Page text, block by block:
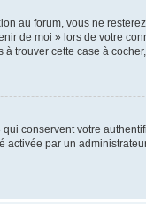
au forum, vous ne
de moi » lors de votre
trouver cette case à
conservent votre
par un